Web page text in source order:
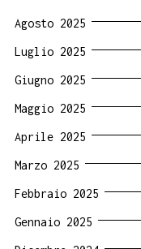
Agosto 2025
Luglio 2025
Giugno 2025
Maggio 2025
Aprile 2025
Marzo 2025
Febbraio 2025
Gennaio 2025